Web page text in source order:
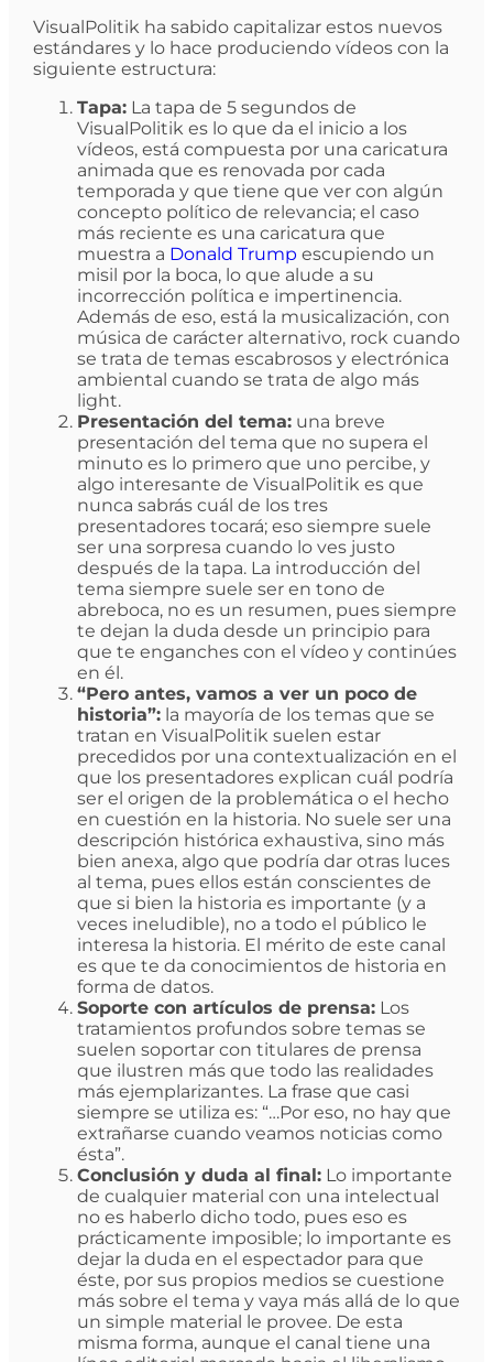
VisualPolitik ha sabido capitalizar estos nuevos
estándares y lo hace produciendo vídeos con la
siguiente estructura:
Tapa:La tapa de 5 segundos de
VisualPolitik es lo que da el inicio a los
vídeos, está compuesta por una caricatura
animada que es renovada por cada
temporada y que tiene que ver con algún
concepto político de relevancia; el caso
más reciente es una caricatura que
muestra a Donald Trump escupiendo un
misil por la boca, lo que alude a su
incorrección política e impertinencia.
Además de eso, está la musicalización, con
música de carácter alternativo, rock cuando
se trata de temas escabrosos y electrónica
ambiental cuando se trata de algo más
light.
Presentación del tema:una breve
presentación del tema que no supera el
minuto es lo primero que uno percibe, y
algo interesante de VisualPolitik es que
nunca sabrás cuál de los tres
presentadores tocará; eso siempre suele
ser una sorpresa cuando lo ves justo
después de la tapa. La introducción del
tema siempre suele ser en tono de
abreboca, no es un resumen, pues siempre
te dejan la duda desde un principio para
que te enganches con el vídeo y continúes
en él.
“Pero antes, vamos a ver un poco de
historia”:la mayoría de los temas que se
tratan en VisualPolitik suelen estar
precedidos por una contextualización en el
que los presentadores explican cuál podría
ser el origen de la problemática o el hecho
en cuestión en la historia. No suele ser una
descripción histórica exhaustiva, sino más
bien anexa, algo que podría dar otras luces
al tema, pues ellos están conscientes de
que si bien la historia es importante (y a
veces ineludible), no a todo el público le
interesa la historia. El mérito de este canal
es que te da conocimientos de historia en
forma de datos.
Soporte con artículos de prensa:Los
tratamientos profundos sobre temas se
suelen soportar con titulares de prensa
que ilustren más que todo las realidades
más ejemplarizantes. La frase que casi
siempre se utiliza es: “…Por eso, no hay que
extrañarse cuando veamos noticias como
ésta”.
Conclusión y duda al final:Lo importante
de cualquier material con una intelectual
no es haberlo dicho todo, pues eso es
prácticamente imposible; lo importante es
dejar la duda en el espectador para que
éste, por sus propios medios se cuestione
más sobre el tema y vaya más allá de lo que
un simple material le provee. De esta
misma forma, aunque el canal tiene una